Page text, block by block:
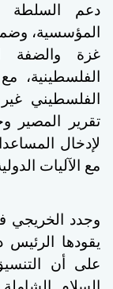
دعم السلطة
المؤسسية،
غزة والضفة
الفلسطيني
تقرير المصير
لإدخال
مع الآليات
وجدد الخريجي
يقودها
على أن